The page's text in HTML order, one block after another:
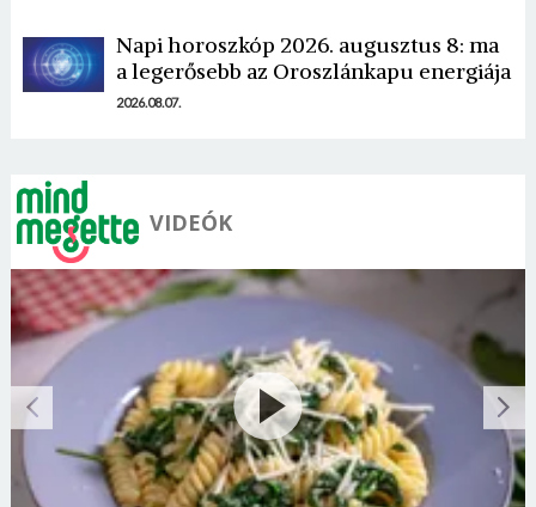
Napi horoszkóp 2026. augusztus 8: ma
a legerősebb az Oroszlánkapu energiája
2026.08.07.
VIDEÓK